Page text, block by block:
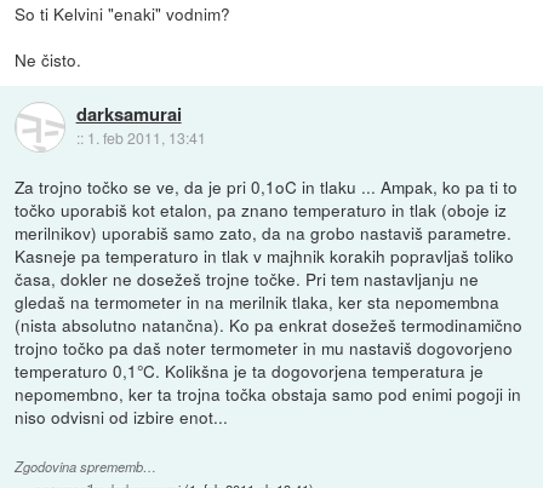
So ti Kelvini "enaki" vodnim?
Ne čisto.
darksamurai
:: 1. feb 2011, 13:41
Za trojno točko se ve, da je pri 0,1oC in tlaku ... Ampak, ko pa ti to
točko uporabiš kot etalon, pa znano temperaturo in tlak (oboje iz
merilnikov) uporabiš samo zato, da na grobo nastaviš parametre.
Kasneje pa temperaturo in tlak v majhnik korakih popravljaš toliko
časa, dokler ne dosežeš trojne točke. Pri tem nastavljanju ne
gledaš na termometer in na merilnik tlaka, ker sta nepomembna
(nista absolutno natančna). Ko pa enkrat dosežeš termodinamično
trojno točko pa daš noter termometer in mu nastaviš dogovorjeno
temperaturo 0,1°C. Kolikšna je ta dogovorjena temperatura je
nepomembno, ker ta trojna točka obstaja samo pod enimi pogoji in
niso odvisni od izbire enot...
Zgodovina sprememb…